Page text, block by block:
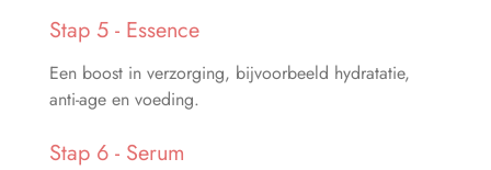
Stap 5 - Essence
Een boost in verzorging, bijvoorbeeld hydratatie,
anti-age en voeding.
Stap 6 - Serum